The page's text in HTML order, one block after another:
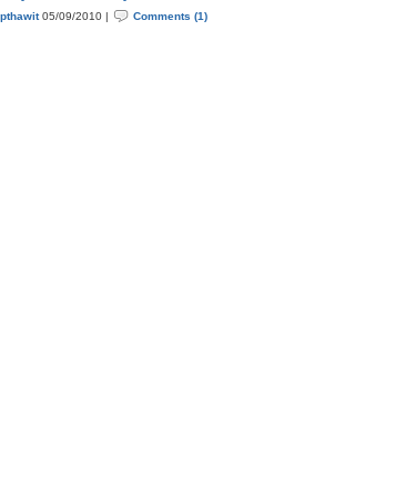
05/09/2010 | Comments (1)